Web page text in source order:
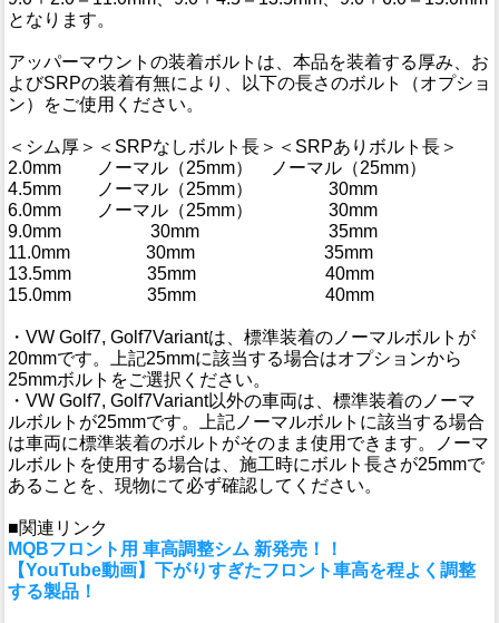
となります。
アッパーマウントの装着ボルトは、本品を装着する厚み、お
よびSRPの装着有無により、以下の長さのボルト（オプショ
ン）をご使用ください。
＜シム厚＞＜SRPなしボルト長＞＜SRPありボルト長＞
2.0mm ノーマル（25mm） ノーマル（25mm）
4.5mm ノーマル（25mm） 30mm
6.0mm ノーマル（25mm） 30mm
9.0mm 30mm 35mm
11.0mm 30mm 35mm
13.5mm 35mm 40mm
15.0mm 35mm 40mm
・VW Golf7, Golf7Variantは、標準装着のノーマルボルトが
20mmです。上記25mmに該当する場合はオプションから
25mmボルトをご選択ください。
・VW Golf7, Golf7Variant以外の車両は、標準装着のノーマ
ルボルトが25mmです。上記ノーマルボルトに該当する場合
は車両に標準装着のボルトがそのまま使用できます。ノーマ
ルボルトを使用する場合は、施工時にボルト長さが25mmで
あることを、現物にて必ず確認してください。
■関連リンク
MQBフロント用 車高調整シム 新発売！！
【YouTube動画】下がりすぎたフロント車高を程よく調整
する製品！